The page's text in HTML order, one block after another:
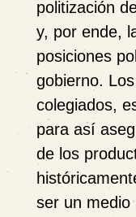
politización
y, por ende,
posiciones
gobierno.
colegiados,
para así
de los
ser un medio